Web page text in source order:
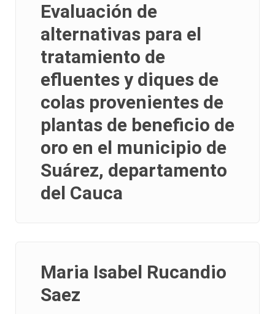
Evaluación de
alternativas para el
tratamiento de
efluentes y diques de
colas provenientes de
plantas de beneficio de
oro en el municipio de
Suárez, departamento
del Cauca
Maria Isabel Rucandio
Saez